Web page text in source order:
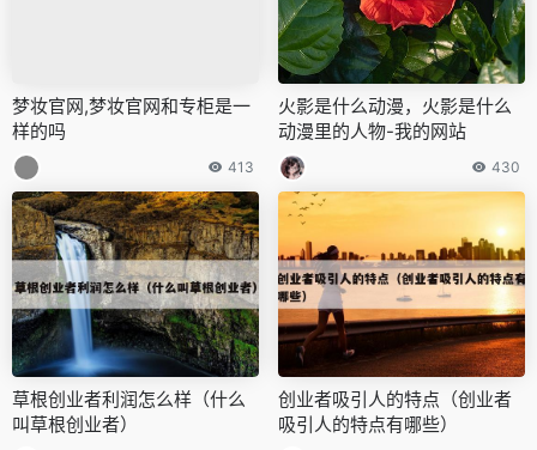
梦妆官网,梦妆官网和专柜是一
样的吗
413
火影是什么动漫，火影是什么
动漫里的人物-我的网站
430
草根创业者利润怎么样（什么
叫草根创业者）
创业者吸引人的特点（创业者
吸引人的特点有哪些）